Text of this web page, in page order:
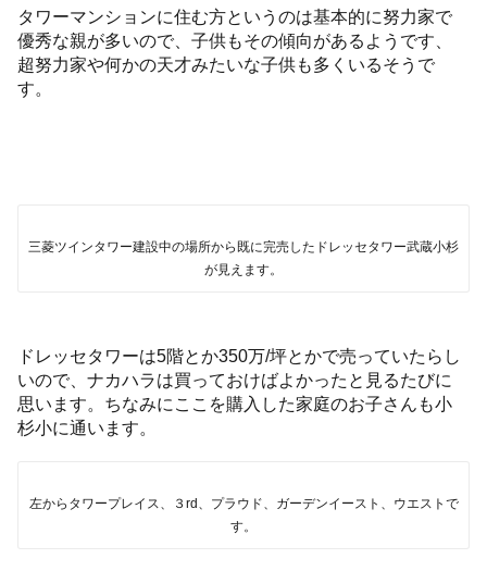
タワーマンションに住む方というのは基本的に努力家で
優秀な親が多いので、子供もその傾向があるようです、
超努力家や何かの天才みたいな子供も多くいるそうで
す。
三菱ツインタワー建設中の場所から既に完売したドレッセタワー武蔵小杉
が見えます。
ドレッセタワーは5階とか350万/坪とかで売っていたらし
いので、ナカハラは買っておけばよかったと見るたびに
思います。ちなみにここを購入した家庭のお子さんも小
杉小に通います。
左からタワープレイス、３rd、プラウド、ガーデンイースト、ウエストで
す。